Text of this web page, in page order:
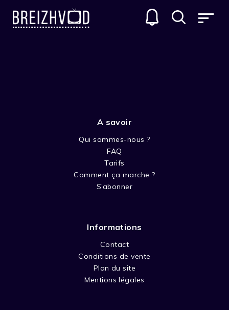
MYTHOLOGIE
Jason et les autres…
A savoir
Qui sommes-nous ?
FAQ
Tarifs
Comment ça marche ?
S’abonner
Informations
Contact
Conditions de vente
Plan du site
Mentions légales